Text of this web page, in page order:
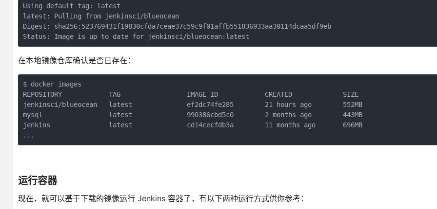
Using default tag: latest
latest: Pulling from jenkinsci/blueocean
Digest: sha256:523769431f19830cfda7ceae37c59c9f01affb551836933aa30114dcaa5df9eb
Status: Image is up to date for jenkinsci/blueocean:latest
在本地镜像仓库确认是否已存在：
$ docker images
REPOSITORY            TAG                 IMAGE ID            CREATED             SIZE
jenkinsci/blueocean   latest              ef2dc74fe285        21 hours ago        552MB
mysql                 latest              990386cbd5c0        2 months ago        443MB
jenkins               latest              cd14cecfdb3a        11 months ago       696MB
...
运行容器
现在，就可以基于下载的镜像运行 Jenkins 容器了，有以下两种运行方式供你参考：